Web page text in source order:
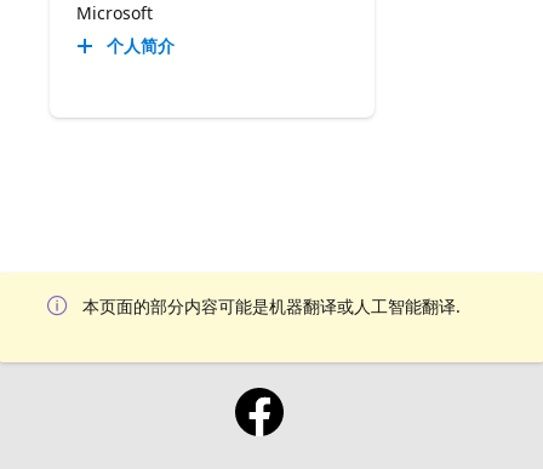
Microsoft
个人简介
本页面的部分内容可能是机器翻译或人工智能翻译.